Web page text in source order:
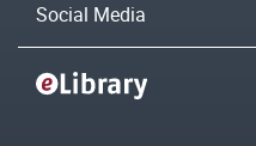
Social Media